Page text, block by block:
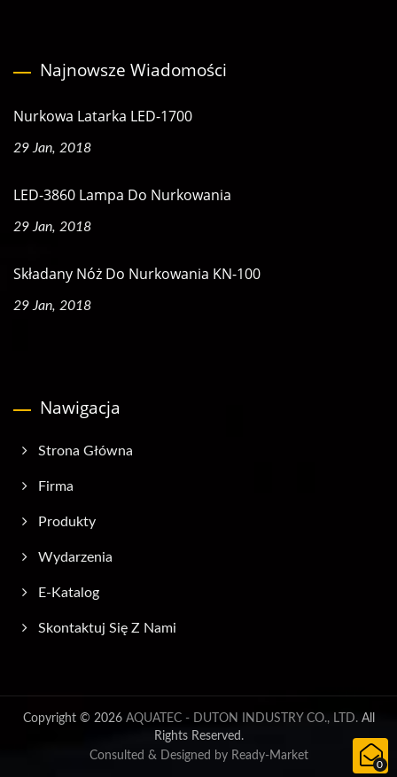
0
Najnowsze Wiadomości
Nurkowa Latarka LED-1700
29 Jan, 2018
LED-3860 Lampa Do Nurkowania
29 Jan, 2018
Składany Nóż Do Nurkowania KN-100
29 Jan, 2018
Nawigacja
Strona Główna
Firma
Produkty
Wydarzenia
E-Katalog
Skontaktuj Się Z Nami
Copyright © 2026 AQUATEC - DUTON INDUSTRY CO., LTD.All
Rights Reserved.
Consulted & Designed by Ready-Market